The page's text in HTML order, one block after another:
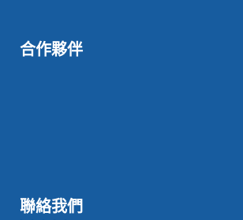
合作夥伴
聯絡我們